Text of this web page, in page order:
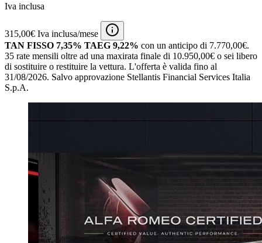
Iva inclusa
315,00€ Iva inclusa/mese
TAN FISSO 7,35% TAEG 9,22% con un anticipo di 7.770,00€.
35 rate mensili oltre ad una maxirata finale di 10.950,00€ o sei libero
di sostituire o restituire la vettura. L'offerta è valida fino al
31/08/2026. Salvo approvazione Stellantis Financial Services Italia
S.p.A.